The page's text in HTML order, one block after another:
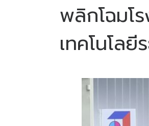
พลิกโฉมโ
เทคโนโลยี